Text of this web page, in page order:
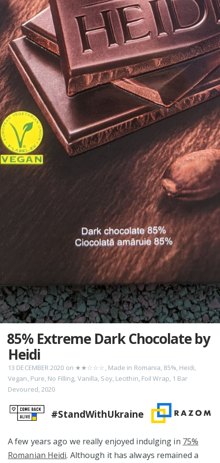
85% Extreme Dark Chocolate by
Heidi
13 DECEMBER 2020 on ★★☆☆☆, Made in Romania, 85%, Heidi,
Vegan, Pure, No Filling, Vanilla, Soy, Lecithin, Foil Wrap, 1 Bar
Devoured,2020
#StandWithUkraine
A few years ago we really enjoyed indulging in 75%
Romanian Heidi. Although it has always remained a